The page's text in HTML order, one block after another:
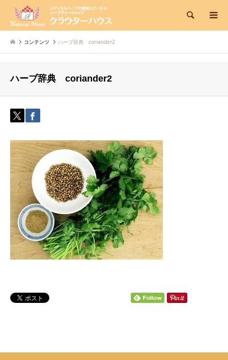
検索
コンテンツ ハーブ辞典 coriander2
ハーブ辞典 coriander2